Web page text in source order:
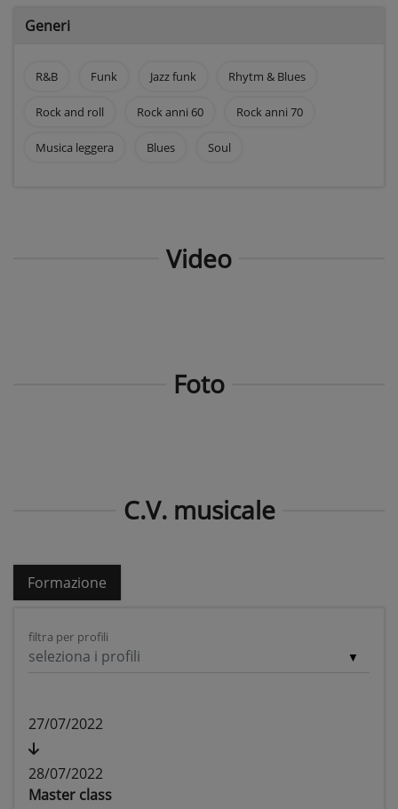
Generi
R&B Funk Jazz funk Rhytm & Blues
Rock and roll Rock anni 60 Rock anni 70
Musica leggera Blues Soul
Video
Foto
C.V. musicale
Formazione
filtra per profili
seleziona i profili
27/07/2022
28/07/2022
Master class